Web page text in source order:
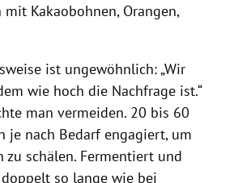
mit Kakaobohnen, Orangen,
ist ungewöhnlich: „Wir
wie hoch die Nachfrage ist.“
man vermeiden. 20 bis 60
je nach Bedarf engagiert, um
zu schälen. Fermentiert und
so lange wie bei